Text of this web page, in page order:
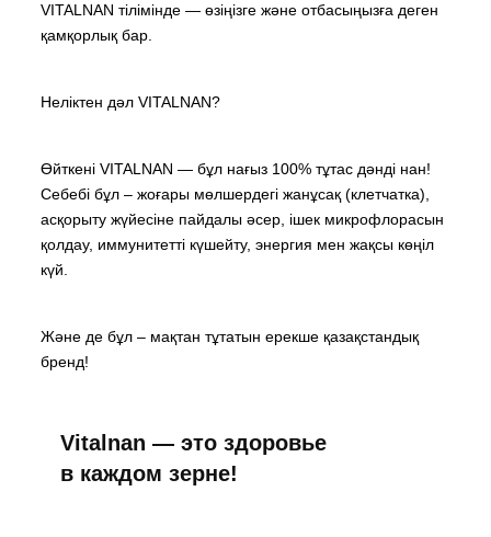
VITALNAN тілімінде — өзіңізге және отбасыңызға деген
қамқорлық бар.
Неліктен дәл VITALNAN?
Өйткені VITALNAN — бұл нағыз 100% тұтас дәнді нан!
Себебі бұл – жоғары мөлшердегі жанұсақ (клетчатка),
асқорыту жүйесіне пайдалы әсер, ішек микрофлорасын
қолдау, иммунитетті күшейту, энергия мен жақсы көңіл
күй.
Және де бұл – мақтан тұтатын ерекше қазақстандық
бренд!
Vitalnan — это здоровье
в каждом зерне!